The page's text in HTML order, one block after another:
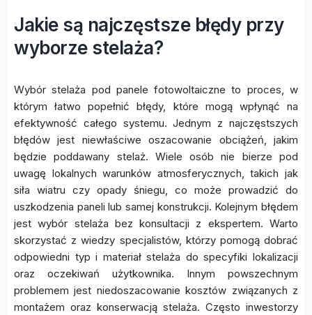
Jakie są najczęstsze błędy przy
wyborze stelaża?
Wybór stelaża pod panele fotowoltaiczne to proces, w
którym łatwo popełnić błędy, które mogą wpłynąć na
efektywność całego systemu. Jednym z najczęstszych
błędów jest niewłaściwe oszacowanie obciążeń, jakim
będzie poddawany stelaż. Wiele osób nie bierze pod
uwagę lokalnych warunków atmosferycznych, takich jak
siła wiatru czy opady śniegu, co może prowadzić do
uszkodzenia paneli lub samej konstrukcji. Kolejnym błędem
jest wybór stelaża bez konsultacji z ekspertem. Warto
skorzystać z wiedzy specjalistów, którzy pomogą dobrać
odpowiedni typ i materiał stelaża do specyfiki lokalizacji
oraz oczekiwań użytkownika. Innym powszechnym
problemem jest niedoszacowanie kosztów związanych z
montażem oraz konserwacją stelaża. Często inwestorzy